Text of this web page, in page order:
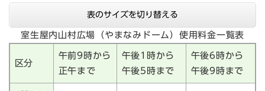
表のサイズを切り替える
室生屋内山村広場（やまなみドーム）使用料金一覧表
区分
午前9時から
正午まで
午後1時から
午後5時まで
午後6時から
午後9時まで